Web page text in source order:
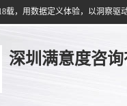
载，用数据定义体验，以洞察驱
深圳满意度咨询